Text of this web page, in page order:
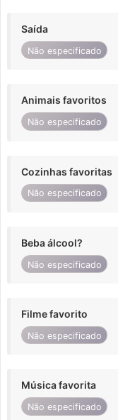
Saída
Não especificado
Animais favoritos
Não especificado
Cozinhas favoritas
Não especificado
Beba álcool?
Não especificado
Filme favorito
Não especificado
Música favorita
Não especificado